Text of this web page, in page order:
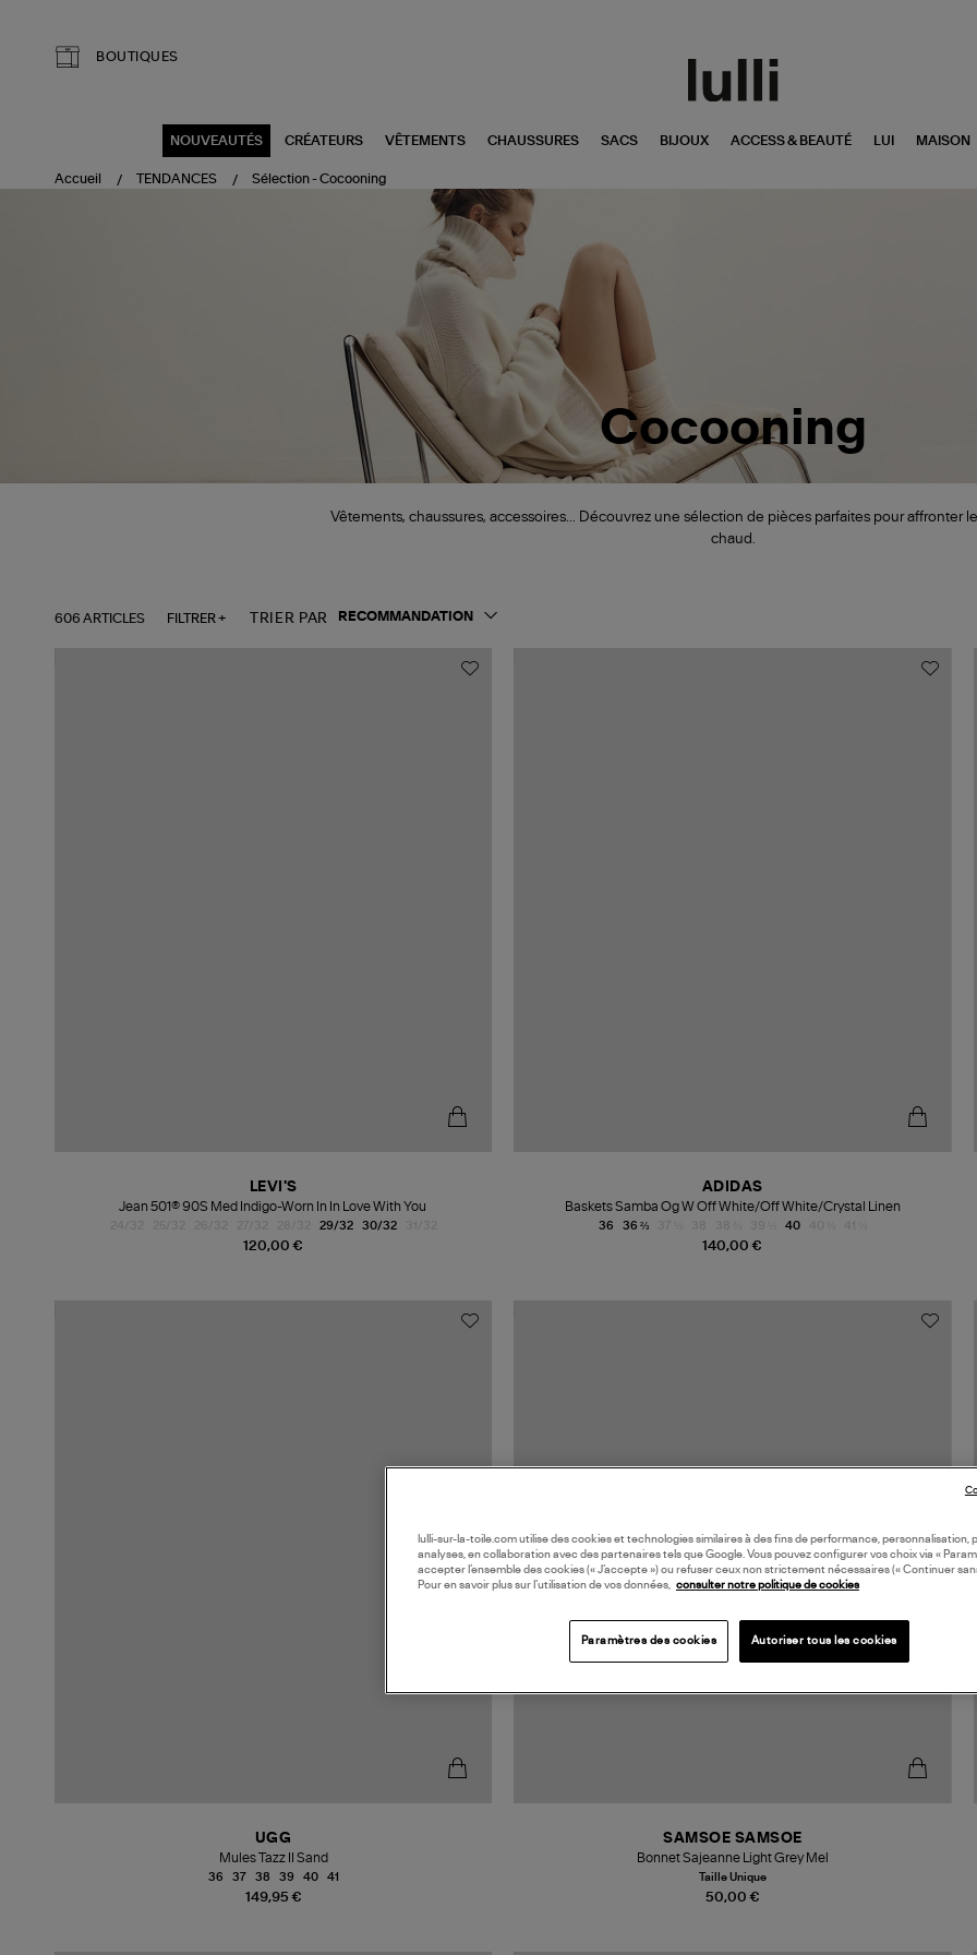
BOUTIQUES
NOUVEAUTÉS CRÉATEURS VÊTEMENTS CHAUSSURES SACS BIJOUX ACCESS & BEAUTÉ LUI MAISON
Accueil TENDANCES Sélection - Cocooning
Cocooning
Vêtements, chaussures, accessoires... Découvrez une sélection de pièces parfaites pour affronter
chaud.
606 ARTICLES FILTRER + TRIER PAR
120,00 €
LEVI'S
Jean 501® 90S Med Indigo-Worn In In Love With You
29/32 30/32
140,00 €
ADIDAS
Baskets Samba Og W Off White/Off White/Crystal Linen
36 36 ⅔ 40
149,95 €
UGG
Mules Tazz II Sand
36 37 38 39 40 41
50,00 €
SAMSOE SAMSOE
Bonnet Sajeanne Light Grey Mel
Taille Unique
lulli-sur-la-toile.com utilise des cookies et technologies similaires à des fins de performance, personnalisation,
analyses, en collaboration avec des partenaires tels que Google. Vous pouvez configurer vos choix via «
accepter l’ensemble des cookies (« J’accepte ») ou refuser ceux non strictement nécessaires (« Continuer
Pour en savoir plus sur l’utilisation de vos données, consulter notre politique de cookies
Paramètres des cookies Autoriser tous les cookies